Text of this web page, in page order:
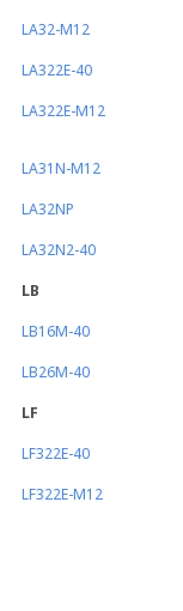
LA32-M12
LA322E-40
LA322E-M12
LA31N-M12
LA32NP
LA32N2-40
LB
LB16M-40
LB26M-40
LF
LF322E-40
LF322E-M12